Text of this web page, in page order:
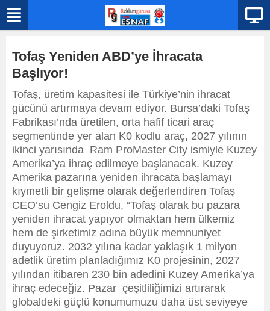
Tofaş Yeniden ABD’ye İhracata
Başlıyor!
Tofaş, üretim kapasitesi ile Türkiye’nin ihracat
gücünü artırmaya devam ediyor. Bursa’daki Tofaş
Fabrikası’nda üretilen, orta hafif ticari araç
segmentinde yer alan K0 kodlu araç, 2027 yılının
ikinci yarısında Ram ProMaster City ismiyle Kuzey
Amerika’ya ihraç edilmeye başlanacak. Kuzey
Amerika pazarına yeniden ihracata başlamayı
kıymetli bir gelişme olarak değerlendiren Tofaş
CEO’su Cengiz Eroldu, “Tofaş olarak bu pazara
yeniden ihracat yapıyor olmaktan hem ülkemiz
hem de şirketimiz adına büyük memnuniyet
duyuyoruz. 2032 yılına kadar yaklaşık 1 milyon
adetlik üretim planladığımız K0 projesinin, 2027
yılından itibaren 230 bin adedini Kuzey Amerika’ya
ihraç edeceğiz. Pazar çeşitliliğimizi artırarak
globaldeki güçlü konumumuzu daha üst seviyeye